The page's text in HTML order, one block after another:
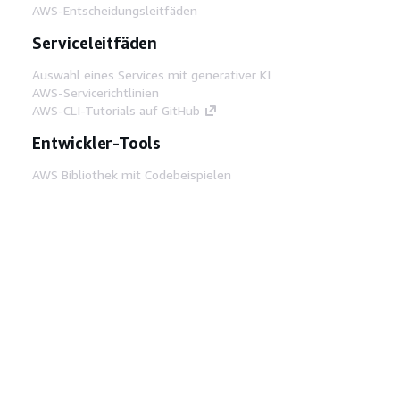
AWS-Entscheidungsleitfäden
Serviceleitfäden
Auswahl eines Services mit generativer KI
AWS-Servicerichtlinien
AWS-CLI-Tutorials auf GitHub
Entwickler-Tools
AWS Bibliothek mit Codebeispielen